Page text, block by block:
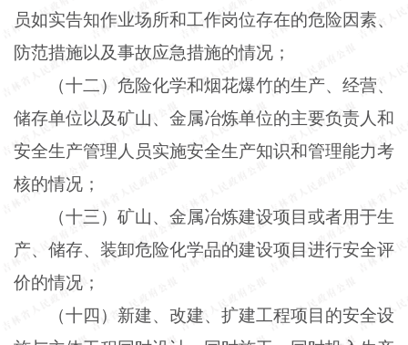
员如实告知作业场所和工作岗位存在的危险因素、
防范措施以及事故应急措施的情况；
（十二）危险化学和烟花爆竹的生产、经营、
储存单位以及矿山、金属冶炼单位的主要负责人和
安全生产管理人员实施安全生产知识和管理能力考
核的情况；
（十三）矿山、金属冶炼建设项目或者用于生
产、储存、装卸危险化学品的建设项目进行安全评
价的情况；
（十四）新建、改建、扩建工程项目的安全设